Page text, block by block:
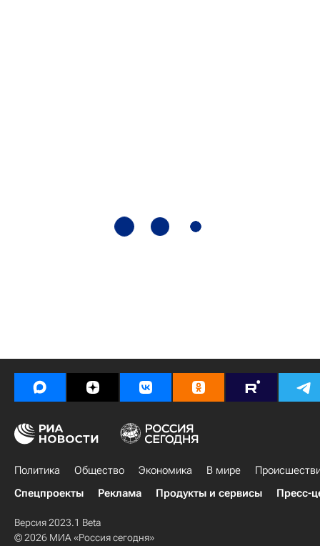
Политика Общество Экономика В мире
Спецпроекты
Реклама Продукты и сервисы Пресс-
Версия 2023.1 Beta
© 2026 МИА «Россия сегодня»